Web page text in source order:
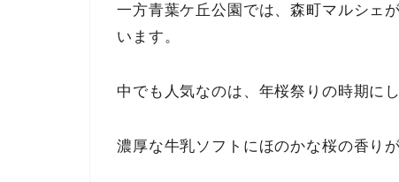
一方青葉ケ丘公園では、森町マルシェ
います。
中でも人気なのは、年桜祭りの時期に
濃厚な牛乳ソフトにほのかな桜の香り